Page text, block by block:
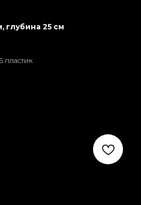
глубина 25 см
пластик